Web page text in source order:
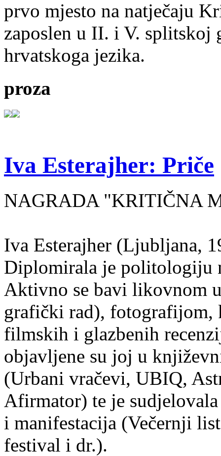
prvo mjesto na natječaju
zaposlen u II. i V. splitskoj
hrvatskoga jezika.
proza
Iva Esterajher: Priče
NAGRADA "KRITIČNA
Iva Esterajher (Ljubljana,
Diplomirala je politologiju
Aktivno se bavi likovnom
grafički rad), fotografijom,
filmskih i glazbenih
objavljene su joj u
(Urbani vračevi, UBIQ,
Afirmator) te je
i manifestacija (Večernji
festival i dr.).